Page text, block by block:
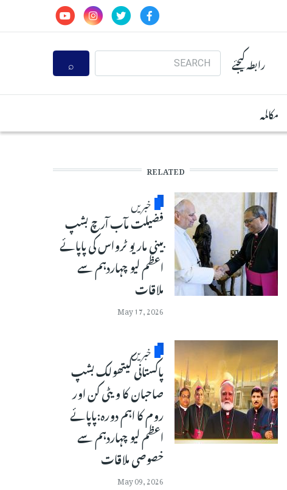
رابطہ کیجئے
Search
مکالمہ
RELATED
خبریں
فضیلت مآب آرچ بشپ
بینی ماریو ٹرواس کی پاپائے
اعظم لیو چہاردہم سے
ملاقات
May 17, 2026
خبریں
پاکستانی کیتھولک بشپ
صاحبان کا ویٹی کن اور
روم کا اہم دورہ:پاپائے
اعظم لیو چہاردہم سے
خصوصی ملاقات
May 09, 2026